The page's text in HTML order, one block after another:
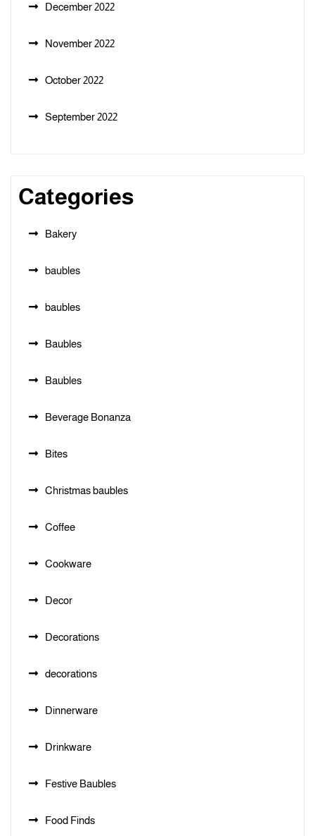
December 2022
November 2022
October 2022
September 2022
Categories
Bakery
baubles
baubles
Baubles
Baubles
Beverage Bonanza
Bites
Christmas baubles
Coffee
Cookware
Decor
Decorations
decorations
Dinnerware
Drinkware
Festive Baubles
Food Finds